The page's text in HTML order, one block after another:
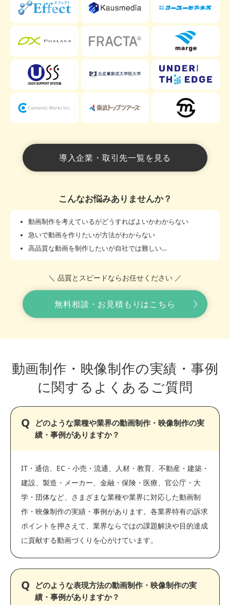
導入企業・取引先一覧を見る
こんなお悩みありませんか？
動画制作を考えているがどうすればよいかわからない
急いで動画を作りたいが方法がわからない
高品質な動画を制作したいが自社では難しい…
＼ 品質とスピードならお任せください ／
無料相談・お見積もりはこちら
動画制作・映像制作の実績・事例
に関する よくあるご質問
どのような業種や業界の動画制作・映像制作の実
績・事例がありますか？
IT・通信、EC・小売・流通、人材・教育、不動産・建築・
建設、製造・メーカー、金融・保険・医療、官公庁・大
学・団体など、さまざまな業種や業界に対応した動画制
作・映像制作の実績・事例があります。各業界特有の訴求
ポイントを押さえて、業界ならではの課題解決や目的達成
に貢献する動画づくりを心がけています。
どのような表現方法の動画制作・映像制作の実
績・事例がありますか？